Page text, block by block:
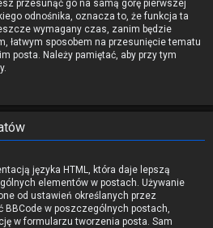
przesunąć go na samą górę pierwszej
odnośnika, oznacza to, że funkcja ta
wymagany czas, zanim będzie
łatwym sposobem na przesunięcie tematu
posta. Należy pamiętać, aby przy tym
języka HTML, która daje lepszą
elementów w postach. Używanie
od ustawień określanych przez
BBCode w poszczególnych postach,
w formularzu tworzenia posta. Sam